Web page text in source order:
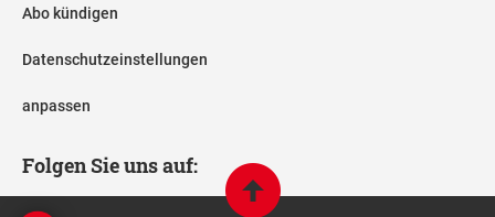
Abo kündigen
Datenschutzeinstellungen
anpassen
Folgen Sie uns auf: